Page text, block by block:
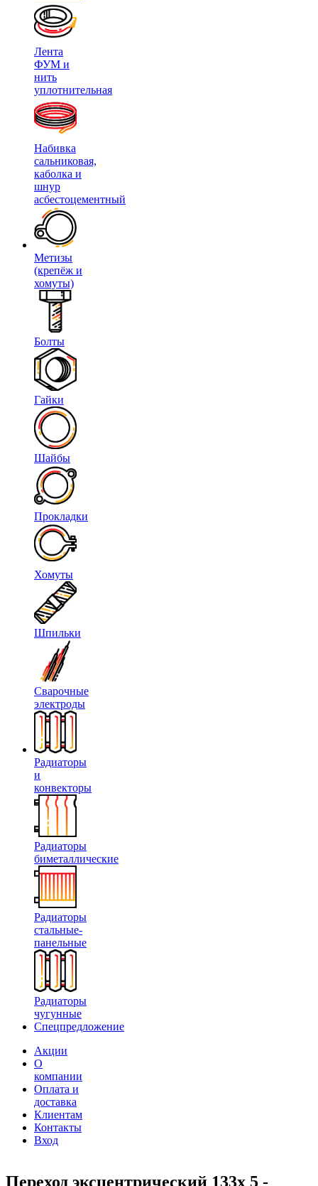
Лента
ФУМ и
нить
уплотнительная
Набивка
сальниковая,
каболка и
шнур
асбестоцементный
Метизы
(крепёж и
хомуты)
Болты
Гайки
Шайбы
Прокладки
Хомуты
Шпильки
Сварочные
электроды
Радиаторы
и
конвекторы
Радиаторы
биметаллические
Радиаторы
стальные-
панельные
Радиаторы
чугунные
Спецпредложение
Акции
О
компании
Оплата и
доставка
Клиентам
Контакты
Вход
Переход эксцентрический 133х 5 -